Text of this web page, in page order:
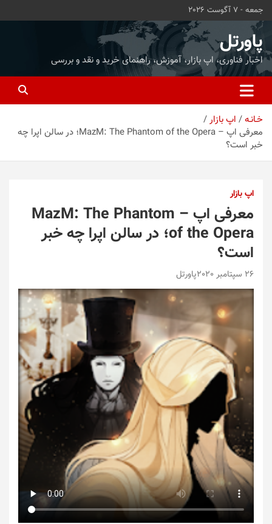
محتوا
بروید
جمعه - 7 آگوست 2026
پاورتل
اخبار فناوری، اپ بازار، آموزش، راهنمای خرید و نقد و بررسی
خـانـه
اپ بازار
معرفی اپ – MazM: The Phantom of the Opera؛ در سالن اپرا چه
خبر است؟
اپ بازار
معرفی اپ – MazM: The Phantom
of the Opera؛ در سالن اپرا چه خبر
است؟
26 سپتامبر 2020 پاورتل